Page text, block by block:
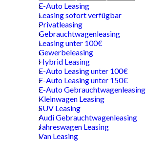
E-Auto Leasing
Leasing sofort verfügbar
Privatleasing
Gebrauchtwagenleasing
Leasing unter 100€
Gewerbeleasing
Hybrid Leasing
E-Auto Leasing unter 100€
E-Auto Leasing unter 150€
E-Auto Gebrauchtwagenleasing
Kleinwagen Leasing
SUV Leasing
Audi Gebrauchtwagenleasing
Jahreswagen Leasing
Van Leasing